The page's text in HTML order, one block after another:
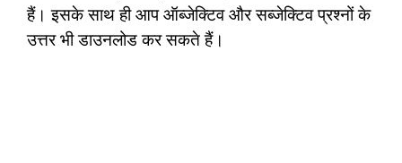
हैं। इसके साथ ही आप ऑब्जेक्टिव और सब्जेक्टिव प्रश्नों के
उत्तर भी डाउनलोड कर सकते हैं।